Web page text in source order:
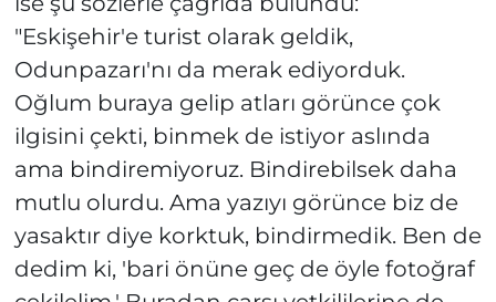
"Eskişehir'e turist olarak geldik,
Odunpazarı'nı da merak ediyorduk.
Oğlum buraya gelip atları görünce çok
ilgisini çekti, binmek de istiyor aslında
ama bindiremiyoruz. Bindirebilsek daha
mutlu olurdu. Ama yazıyı görünce biz de
yasaktır diye korktuk, bindirmedik. Ben de
dedim ki, 'bari önüne geç de öyle fotoğraf